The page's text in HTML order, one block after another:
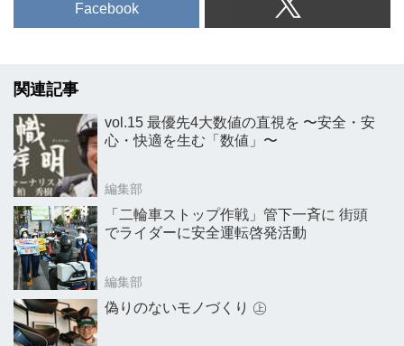
Facebook
関連記事
vol.15 最優先4大数値の直視を 〜安全・安
心・快適を生む「数値」〜
編集部
「二輪車ストップ作戦」管下一斉に 街頭
でライダーに安全運転啓発活動
編集部
偽りのないモノづくり ㊤